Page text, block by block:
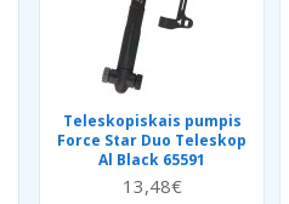
Teleskopiskais pumpis
Force Star Duo Teleskop
Al Black 65591
13,48€